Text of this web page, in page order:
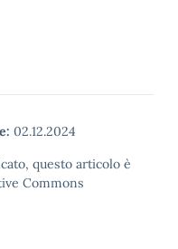
02.12.2024
questo articolo è
Commons